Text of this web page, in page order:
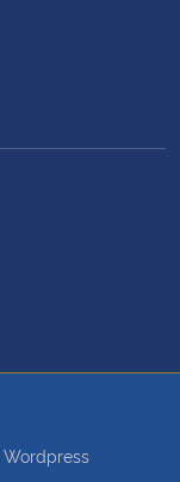
Wordpress